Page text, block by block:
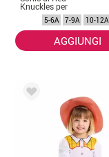
Knuckles per
bambini5-6A 7-9A 10-12A
AGGIUNGI